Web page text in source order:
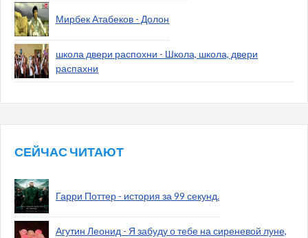
Мирбек Атабеков - Долон
школа двери распохни - Школа, школа, двери
распахни
СЕЙЧАС ЧИТАЮТ
Гарри Поттер - история за 99 секунд.
Агутин Леонид - Я забуду о тебе на сиреневой луне,